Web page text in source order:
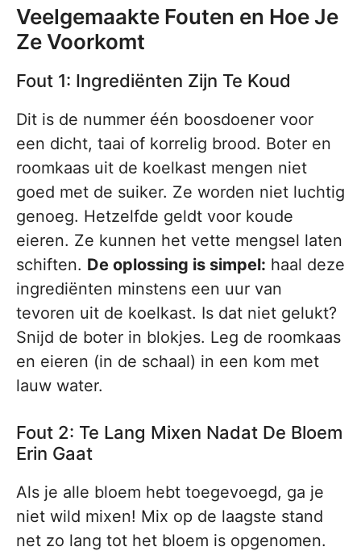
Veelgemaakte Fouten en Hoe Je
Ze Voorkomt
Fout 1: Ingrediënten Zijn Te Koud
Dit is de nummer één boosdoener voor
een dicht, taai of korrelig brood. Boter en
roomkaas uit de koelkast mengen niet
goed met de suiker. Ze worden niet luchtig
genoeg. Hetzelfde geldt voor koude
eieren. Ze kunnen het vette mengsel laten
schiften. De oplossing is simpel: haal deze
ingrediënten minstens een uur van
tevoren uit de koelkast. Is dat niet gelukt?
Snijd de boter in blokjes. Leg de roomkaas
en eieren (in de schaal) in een kom met
lauw water.
Fout 2: Te Lang Mixen Nadat De Bloem
Erin Gaat
Als je alle bloem hebt toegevoegd, ga je
niet wild mixen! Mix op de laagste stand
net zo lang tot het bloem is opgenomen.